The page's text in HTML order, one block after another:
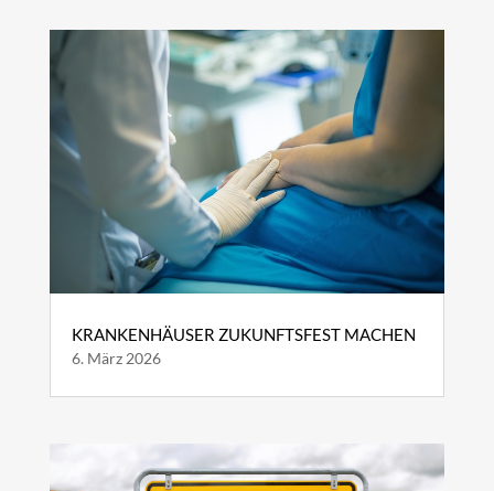
KRANKENHÄUSER ZUKUNFTSFEST MACHEN
6. März 2026